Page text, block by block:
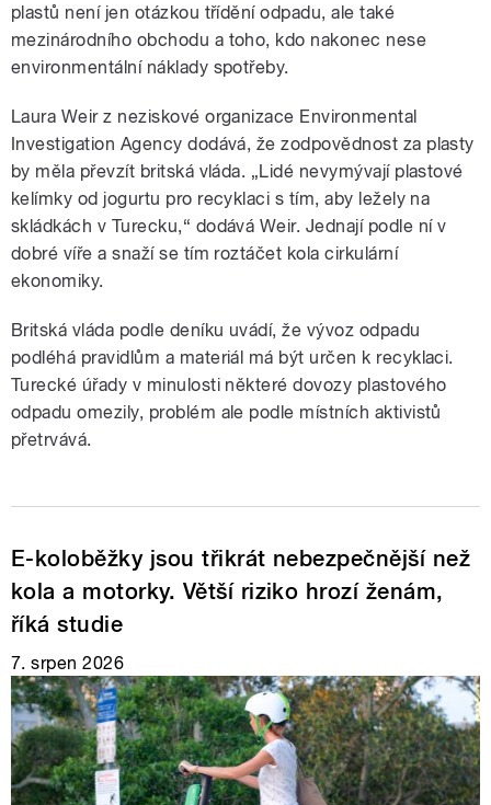
plastů není jen otázkou třídění odpadu, ale také
mezinárodního obchodu a toho, kdo nakonec nese
environmentální náklady spotřeby.
Laura Weir z neziskové organizace Environmental
Investigation Agency dodává, že zodpovědnost za plasty
by měla převzít britská vláda. „Lidé nevymývají plastové
kelímky od jogurtu pro recyklaci s tím, aby ležely na
skládkách v Turecku,“ dodává Weir. Jednají podle ní v
dobré víře a snaží se tím roztáčet kola cirkulární
ekonomiky.
Britská vláda podle deníku uvádí, že vývoz odpadu
podléhá pravidlům a materiál má být určen k recyklaci.
Turecké úřady v minulosti některé dovozy plastového
odpadu omezily, problém ale podle místních aktivistů
přetrvává.
E-koloběžky jsou třikrát nebezpečnější než
kola a motorky. Větší riziko hrozí ženám,
říká studie
7. srpen 2026